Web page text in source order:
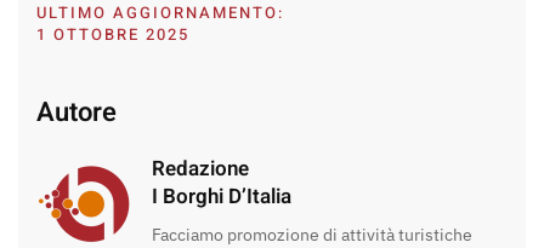
ULTIMO AGGIORNAMENTO:
1 OTTOBRE 2025
Autore
Redazione
I Borghi D’Italia
Facciamo promozione di attività turistiche